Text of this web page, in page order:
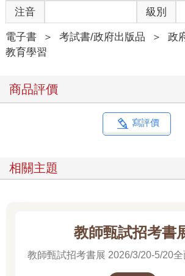
注音 級別
電子書 ＞ 考試書/政府出版品 ＞ 政
教育學習
商品評價
寫評價
相關主題
教師甄試招考書
教師甄試招考書展 2026/3/20-5/20